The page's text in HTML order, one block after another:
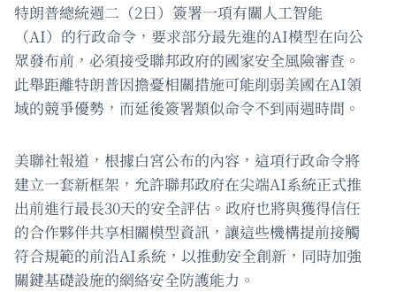
特朗普總統週二（2日）簽署一項有關人工智能
（AI）的行政命令，要求部分最先進的AI模型在向公
眾發布前，必須接受聯邦政府的國家安全風險審查。
此舉距離特朗普因擔憂相關措施可能削弱美國在AI領
域的競爭優勢，而延後簽署類似命令不到兩週時間。
美聯社報道，根據白宮公布的內容，這項行政命令將
建立一套新框架，允許聯邦政府在尖端AI系統正式推
出前進行最長30天的安全評估。政府也將與獲得信任
的合作夥伴共享相關模型資訊，讓這些機構提前接觸
符合規範的前沿AI系統，以推動安全創新，同時加強
關鍵基礎設施的網絡安全防護能力。